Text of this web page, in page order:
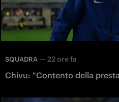
SQUADRA — 22 ore fa
Chivu: "Contento della